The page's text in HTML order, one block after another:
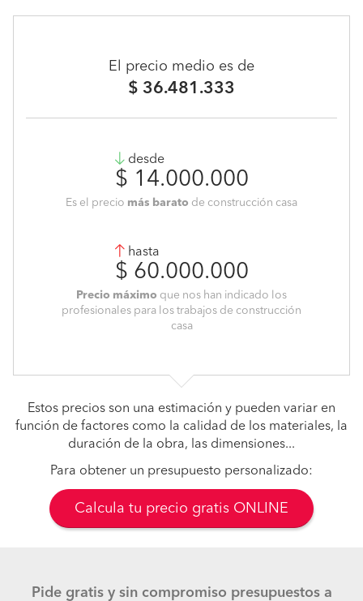
El precio medio es de
$ 36.481.333
desde
$ 14.000.000
Es el precio más barato de construcción casa
hasta
$ 60.000.000
Precio máximo que nos han indicado los
profesionales para los trabajos de construcción
casa
Estos precios son una estimación y pueden variar en
función de factores como la calidad de los materiales, la
duración de la obra, las dimensiones...
Para obtener un presupuesto personalizado:
Calcula tu precio gratis ONLINE
Pide gratis y sin compromiso presupuestos a